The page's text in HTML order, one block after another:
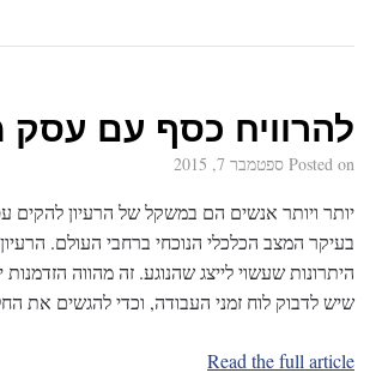
להרוויח כסף עם עסק
Posted on ספטמבר 7, 2015
יותר ויותר אנשים הם במשקל של הרעיון להקים
בעיקר המצב הכלכלי הנוכחי ברחבי העולם.
היתרונות שעשוי לייצג שהנוגע. זה מהווה
שיש לדבוק לוח זמני העבודה, וכדי להגשים את
Read the full article